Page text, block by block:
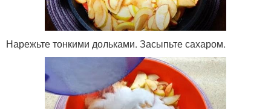
Нарежьте тонкими дольками. Засыпьте сахаром.